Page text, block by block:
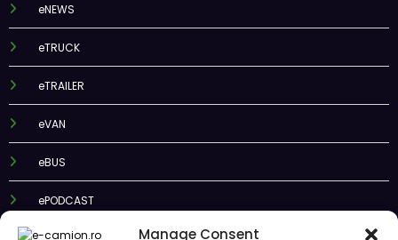
Manage Consent
eNEWS
eTRUCK
eTRAILER
eVAN
eBUS
ePODCAST